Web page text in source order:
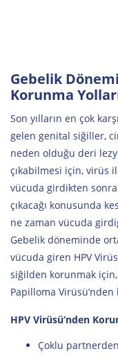
Gebelik
Korunma
Son yılların en çok
gelen genital siğiller,
neden olduğu deri
çıkabilmesi için, virüs
vücuda girdikten
çıkacağı konusunda
ne zaman vücuda
Gebelik döneminde
vücuda giren HPV
siğilden korunmak
Papilloma
HPV Virüsü’nden
Çoklu